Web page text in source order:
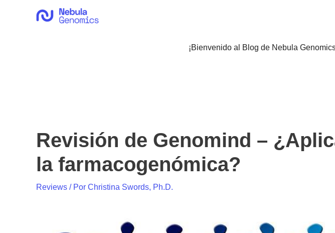
¡Bienvenido al Blog de Nebula
Revisión de Genomind –
la farmacogenómica?
Reviews / Por Christina Swords, Ph.D.